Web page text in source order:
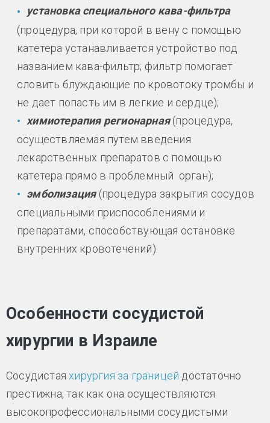
установка специального кава-фильтра
(процедура, при которой в вену с помощью
катетера устанавливается устройство под
названием кава-фильтр; фильтр помогает
словить блуждающие по кровотоку тромбы и
не дает попасть им в легкие и сердце);
химиотерапия регионарная(процедура,
осуществляемая путем введения
лекарственных препаратов с помощью
катетера прямо в проблемный орган);
эмболизация (процедура закрытия сосудов
специальными приспособлениями и
препаратами, способствующая остановке
внутренних кровотечений).
Особенности сосудистой
хирургии в Израиле
Сосудистаяхирургия за границей достаточно
престижна, так как она осуществляются
высокопрофессиональными сосудистыми